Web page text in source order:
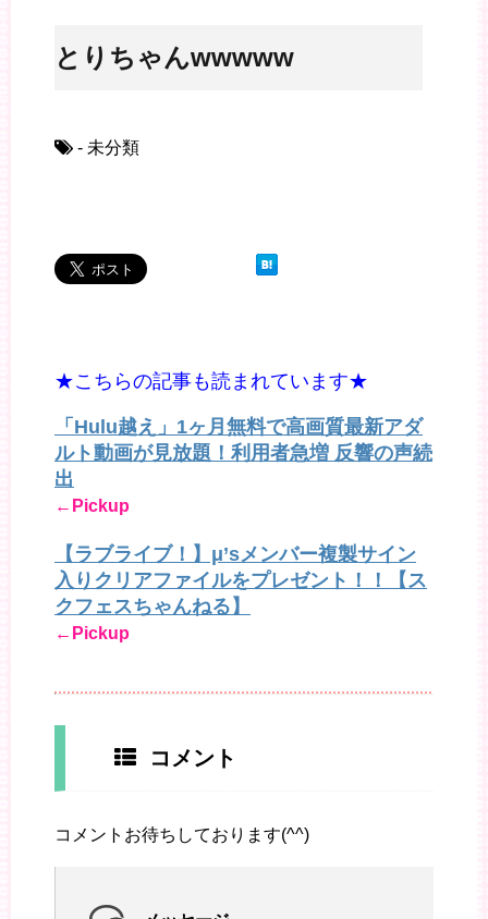
ことりちゃんwwwww
- 未分類
★こちらの記事も読まれています★
「Hulu越え」1ヶ月無料で高画質最新アダ
ルト動画が見放題！利用者急増 反響の声続
出
←Pickup
【ラブライブ！】μ’sメンバー複製サイン
入りクリアファイルをプレゼント！！【ス
クフェスちゃんねる】
←Pickup
コメント
コメントお待ちしております(^^)